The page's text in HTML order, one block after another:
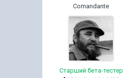
Comandante
Старший бета-тестер